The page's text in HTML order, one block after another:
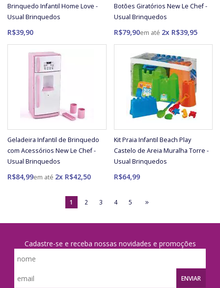
Brinquedo Infantil Home Love -
Usual Brinquedos
R$39,90
Botões Giratórios New Le Chef -
Usual Brinquedos
R$79,90 2x R$39,95
Geladeira Infantil de Brinquedo
com Acessórios New Le Chef -
Usual Brinquedos
R$84,99 2x R$42,50
Kit Praia Infantil Beach Play
Castelo de Areia Muralha Torre -
Usual Brinquedos
R$64,99
1 2 3 4 5
Cadastre-se e receba nossas novidades e promoções
ENVIAR